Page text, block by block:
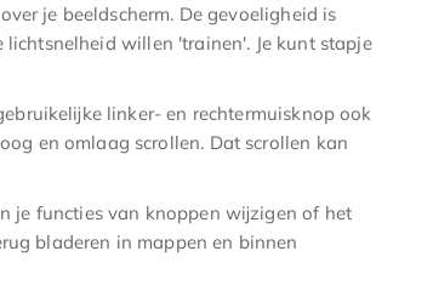
je beeldscherm. De gevoeligheid is
willen 'trainen'. Je kunt stapje
linker- en rechtermuisknop ook
en omlaag scrollen. Dat scrollen kan
je functies van knoppen wijzigen of het
bladeren in mappen en binnen